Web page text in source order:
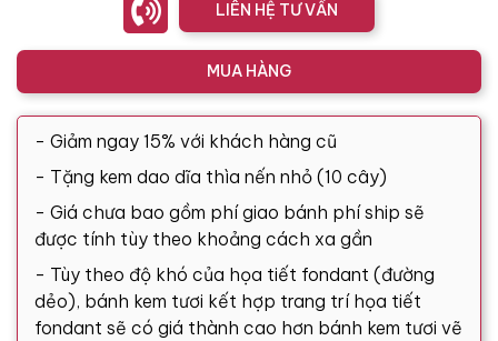
LIÊN HỆ TƯ VẤN
MUA HÀNG
- Giảm ngay 15% với khách hàng cũ
- Tặng kem dao dĩa thìa nến nhỏ (10 cây)
- Giá chưa bao gồm phí giao bánh phí ship sẽ
được tính tùy theo khoảng cách xa gần
- Tùy theo độ khó của họa tiết fondant (đường
dẻo), bánh kem tươi kết hợp trang trí họa tiết
fondant sẽ có giá thành cao hơn bánh kem tươi vẽ